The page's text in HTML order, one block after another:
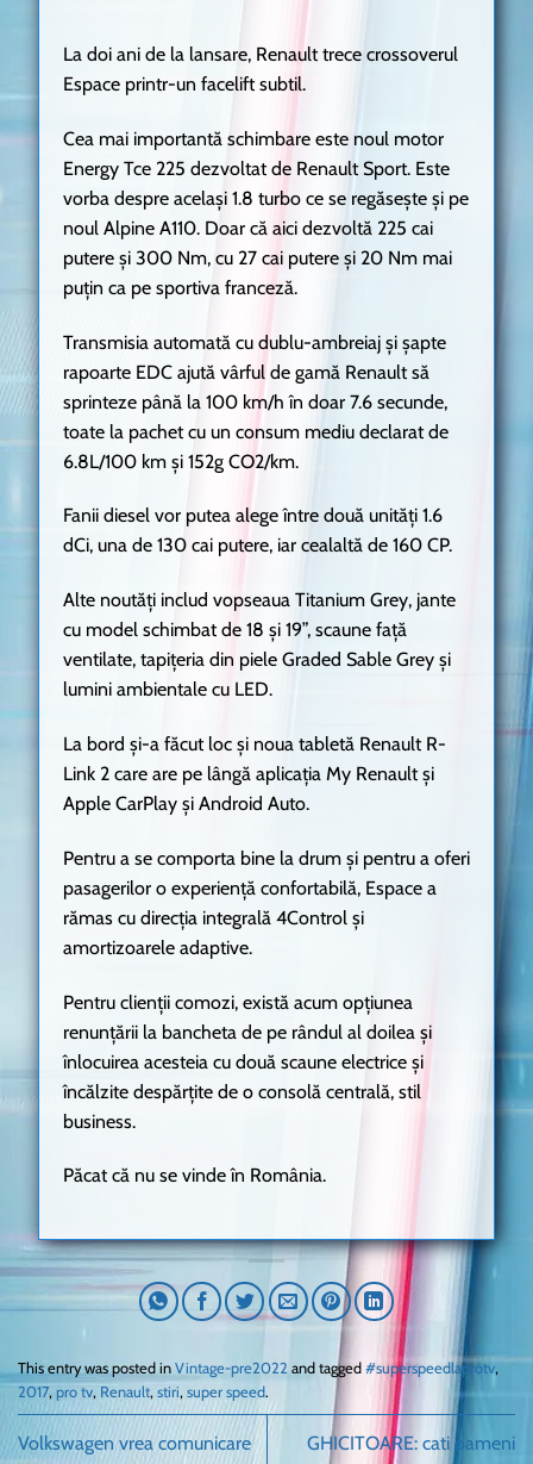
La doi ani de la lansare, Renault trece crossoverul
Espace printr-un facelift subtil.
Cea mai importantă schimbare este noul motor
Energy Tce 225 dezvoltat de Renault Sport. Este
vorba despre același 1.8 turbo ce se regăsește și pe
noul Alpine A110. Doar că aici dezvoltă 225 cai
putere și 300 Nm, cu 27 cai putere și 20 Nm mai
puțin ca pe sportiva franceză.
Transmisia automată cu dublu-ambreiaj și șapte
rapoarte EDC ajută vârful de gamă Renault să
sprinteze până la 100 km/h în doar 7.6 secunde,
toate la pachet cu un consum mediu declarat de
6.8L/100 km și 152g CO2/km.
Fanii diesel vor putea alege între două unități 1.6
dCi, una de 130 cai putere, iar cealaltă de 160 CP.
Alte noutăți includ vopseaua Titanium Grey, jante
cu model schimbat de 18 și 19”, scaune față
ventilate, tapițeria din piele Graded Sable Grey și
lumini ambientale cu LED.
La bord și-a făcut loc și noua tabletă Renault R-
Link 2 care are pe lângă aplicația My Renault și
Apple CarPlay și Android Auto.
Pentru a se comporta bine la drum și pentru a oferi
pasagerilor o experiență confortabilă, Espace a
rămas cu direcția integrală 4Control și
amortizoarele adaptive.
Pentru clienții comozi, există acum opțiunea
renunțării la bancheta de pe rândul al doilea și
înlocuirea acesteia cu două scaune electrice și
încălzite despărțite de o consolă centrală, stil
business.
Păcat că nu se vinde în România.
This entry was posted in Vintage-pre2022 and tagged #superspeedlaprotv,
2017, pro tv, Renault, stiri, super speed.
Volkswagen vrea comunicare
GHICITOARE: cati oameni